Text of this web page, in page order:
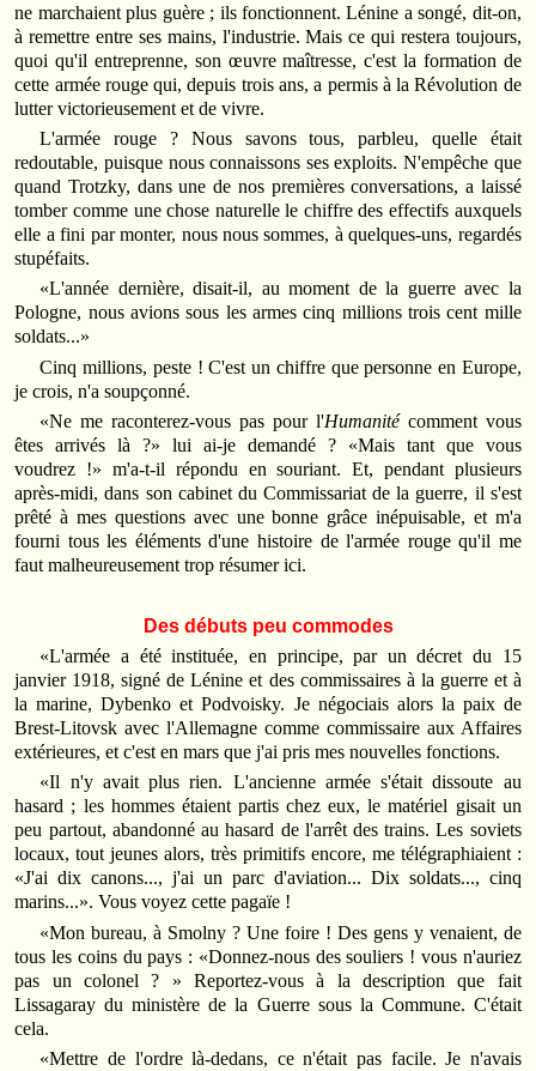
ne marchaient plus guère ; ils fonctionnent. Lénine a songé, dit-on,
à remettre entre ses mains, l'industrie. Mais ce qui restera toujours,
quoi qu'il entreprenne, son œuvre maîtresse, c'est la formation de
cette armée rouge qui, depuis trois ans, a permis à la Révolution de
lutter victorieusement et de vivre.
L'armée rouge ? Nous savons tous, parbleu, quelle était
redoutable, puisque nous connaissons ses exploits. N'empêche que
quand Trotzky, dans une de nos premières conversations, a laissé
tomber comme une chose naturelle le chiffre des effectifs auxquels
elle a fini par monter, nous nous sommes, à quelques-uns, regardés
stupéfaits.
«L'année dernière, disait-il, au moment de la guerre avec la
Pologne, nous avions sous les armes cinq millions trois cent mille
soldats...»
Cinq millions, peste ! C'est un chiffre que personne en Europe,
je crois, n'a soupçonné.
«Ne me raconterez-vous pas pour l'Humanitécomment vous
êtes arrivés là ?» lui ai-je demandé ? «Mais tant que vous
voudrez !» m'a-t-il répondu en souriant. Et, pendant plusieurs
après-midi, dans son cabinet du Commissariat de la guerre, il s'est
prêté à mes questions avec une bonne grâce inépuisable, et m'a
fourni tous les éléments d'une histoire de l'armée rouge qu'il me
faut malheureusement trop résumer ici.
Des débuts peu commodes
«L'armée a été instituée, en principe, par un décret du 15
janvier 1918, signé de Lénine et des commissaires à la guerre et à
la marine, Dybenko et Podvoisky. Je négociais alors la paix de
Brest-Litovsk avec l'Allemagne comme commissaire aux Affaires
extérieures, et c'est en mars que j'ai pris mes nouvelles fonctions.
«Il n'y avait plus rien. L'ancienne armée s'était dissoute au
hasard ; les hommes étaient partis chez eux, le matériel gisait un
peu partout, abandonné au hasard de l'arrêt des trains. Les soviets
locaux, tout jeunes alors, très primitifs encore, me télégraphiaient :
«J'ai dix canons..., j'ai un parc d'aviation... Dix soldats..., cinq
marins...». Vous voyez cette pagaïe !
«Mon bureau, à Smolny ? Une foire ! Des gens y venaient, de
tous les coins du pays : «Donnez-nous des souliers ! vous n'auriez
pas un colonel ? » Reportez-vous à la description que fait
Lissagaray du ministère de la Guerre sous la Commune. C'était
cela.
«Mettre de l'ordre là-dedans, ce n'était pas facile. Je n'avais